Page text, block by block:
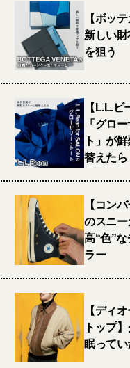
【ボッ
新しい
を狙う
【L.L.
「グロ
ト」が
替えたら
【コン
のスニ
高“色”
ラー
【ディ
トップ
眠って